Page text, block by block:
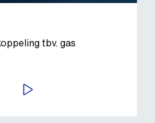
tbv. gas
BEKIJK VIDEO